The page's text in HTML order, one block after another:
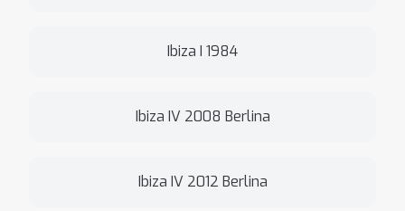
Ibiza I 1984
Ibiza IV 2008 Berlina
Ibiza IV 2012 Berlina